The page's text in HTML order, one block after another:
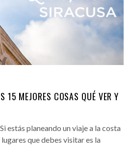
15 MEJORES COSAS QUÉ VER Y
estás planeando un viaje a la costa
que debes visitar es la